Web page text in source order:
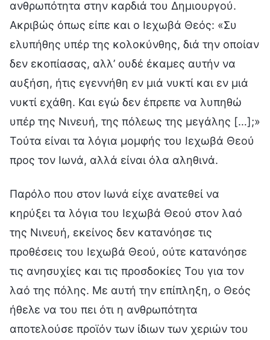
ανθρωπότητα στην καρδιά του Δημιουργού.
Ακριβώς όπως είπε και ο Ιεχωβά Θεός: «Συ
ελυπήθης υπέρ της κολοκύνθης, διά την οποίαν
δεν εκοπίασας, αλλ’ ουδέ έκαμες αυτήν να
αυξήση, ήτις εγεννήθη εν μιά νυκτί και εν μιά
νυκτί εχάθη. Και εγώ δεν έπρεπε να λυπηθώ
υπέρ της Νινευή, της πόλεως της μεγάλης […];»
Τούτα είναι τα λόγια μομφής του Ιεχωβά Θεού
προς τον Ιωνά, αλλά είναι όλα αληθινά.
Παρόλο που στον Ιωνά είχε ανατεθεί να
κηρύξει τα λόγια του Ιεχωβά Θεού στον λαό
της Νινευή, εκείνος δεν κατανόησε τις
προθέσεις του Ιεχωβά Θεού, ούτε κατανόησε
τις ανησυχίες και τις προσδοκίες Του για τον
λαό της πόλης. Με αυτή την επίπληξη, ο Θεός
ήθελε να του πει ότι η ανθρωπότητα
αποτελούσε προϊόν των ίδιων των χεριών του